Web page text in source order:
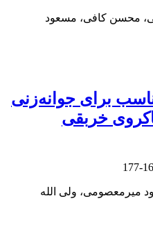
محسن کافی، مسعود
برای جوانه‌زنی
خربقی
میرمعصومی، ولی الله